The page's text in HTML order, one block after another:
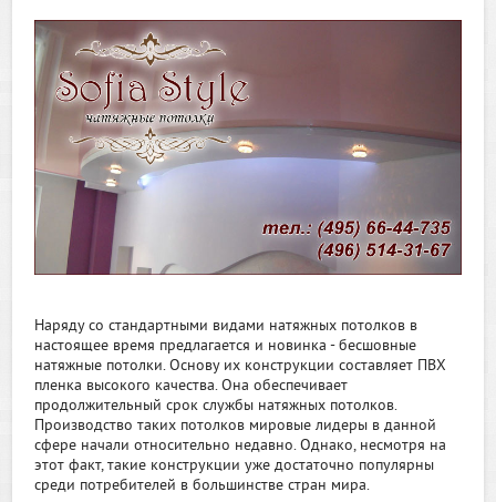
Наряду со стандартными видами натяжных потолков в
настоящее время предлагается и новинка - бесшовные
натяжные потолки. Основу их конструкции составляет ПВХ
пленка высокого качества. Она обеспечивает
продолжительный срок службы натяжных потолков.
Производство таких потолков мировые лидеры в данной
сфере начали относительно недавно. Однако, несмотря на
этот факт, такие конструкции уже достаточно популярны
среди потребителей в большинстве стран мира.